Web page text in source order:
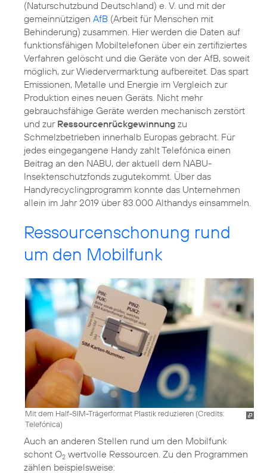
(Naturschutzbund Deutschland) e. V. und mit der
gemeinnützigen AfB (Arbeit für Menschen mit
Behinderung) zusammen. Hier werden die Daten auf
funktionsfähigen Mobiltelefonen über ein zertifiziertes
Verfahren gelöscht und die Geräte von der AfB, soweit
möglich, zur Wiedervermarktung aufbereitet. Das spart
Emissionen, Metalle und Energie im Vergleich zur
Produktion eines neuen Geräts. Nicht mehr
gebrauchsfähige Geräte werden mechanisch zerstört
und zur Ressourcenrückgewinnung zu
Schmelzbetrieben innerhalb Europas gebracht. Für
jedes eingegangene Handy zahlt Telefónica einen
Beitrag an den NABU, der aktuell dem NABU-
Insektenschutzfonds zugutekommt. Über das
Handyrecyclingprogramm konnte das Unternehmen
allein im Jahr 2019 über 83.000 Althandys einsammeln.
Ressourcenschonung rund
um den Mobilfunk
Mit dem Half-SIM-Trägerformat Plastik reduzieren (Credits:
Telefónica)
Auch an anderen Stellen rund um den Mobilfunk
schont O2 wertvolle Ressourcen . Zu den Programmen